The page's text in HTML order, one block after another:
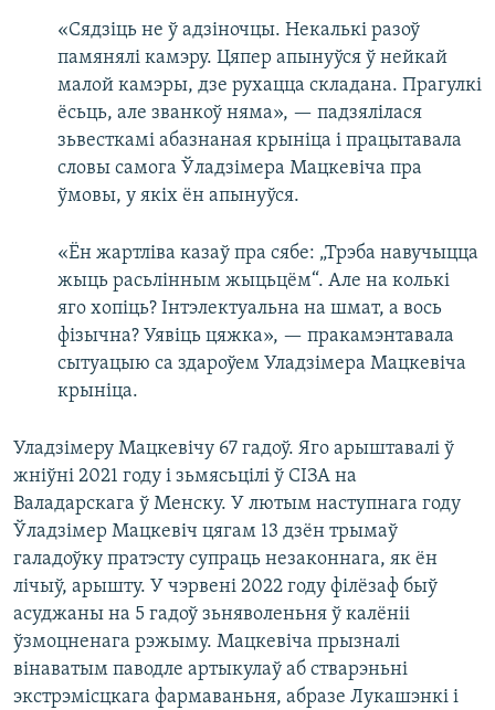
«Сядзіць не ў адзіночцы. Некалькі разоў
памянялі камэру. Цяпер апынуўся ў нейкай
малой камэры, дзе рухацца складана. Прагулкі
ёсьць, але званкоў няма», — падзялілася
зьвесткамі абазнаная крыніца і працытавала
словы самога Ўладзімера Мацкевіча пра
ўмовы, у якіх ён апынуўся.
«Ён жартліва казаў пра сябе: „Трэба навучыцца
жыць расьлінным жыцьцём“. Але на колькі
яго хопіць? Інтэлектуальна на шмат, а вось
фізычна? Уявіць цяжка», — пракамэнтавала
сытуацыю са здароўем Уладзімера Мацкевіча
крыніца.
Уладзімеру Мацкевічу 67 гадоў. Яго арыштавалі ў
жніўні 2021 году і зьмясьцілі ў СІЗА на
Валадарскага ў Менску. У лютым наступнага году
Ўладзімер Мацкевіч цягам 13 дзён трымаў
галадоўку пратэсту супраць незаконнага, як ён
лічыў, арышту. У чэрвені 2022 году філёзаф быў
асуджаны на 5 гадоў зьняволеньня ў калёніі
ўзмоцненага рэжыму. Мацкевіча прызналі
вінаватым паводле артыкулаў аб стварэньні
экстрэмісцкага фармаваньня, абразе Лукашэнкі і